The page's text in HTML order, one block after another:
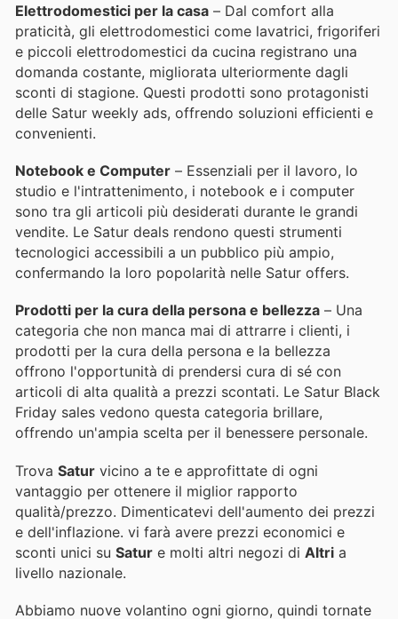
Elettrodomestici per la casa – Dal comfort alla
praticità, gli elettrodomestici come lavatrici, frigoriferi
e piccoli elettrodomestici da cucina registrano una
domanda costante, migliorata ulteriormente dagli
sconti di stagione. Questi prodotti sono protagonisti
delle Satur weekly ads, offrendo soluzioni efficienti e
convenienti.
Notebook e Computer – Essenziali per il lavoro, lo
studio e l'intrattenimento, i notebook e i computer
sono tra gli articoli più desiderati durante le grandi
vendite. Le Satur deals rendono questi strumenti
tecnologici accessibili a un pubblico più ampio,
confermando la loro popolarità nelle Satur offers.
Prodotti per la cura della persona e bellezza – Una
categoria che non manca mai di attrarre i clienti, i
prodotti per la cura della persona e la bellezza
offrono l'opportunità di prendersi cura di sé con
articoli di alta qualità a prezzi scontati. Le Satur Black
Friday sales vedono questa categoria brillare,
offrendo un'ampia scelta per il benessere personale.
Trova Satur vicino a te e approfittate di ogni
vantaggio per ottenere il miglior rapporto
qualità/prezzo. Dimenticatevi dell'aumento dei prezzi
e dell'inflazione. vi farà avere prezzi economici e
sconti unici su Satur e molti altri negozi di Altri a
livello nazionale.
Abbiamo nuove volantino ogni giorno, quindi tornate